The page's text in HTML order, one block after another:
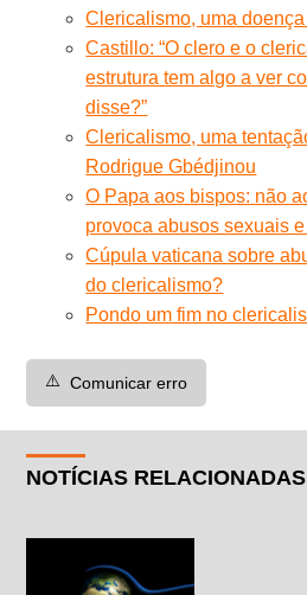
Clericalismo, uma doença
Castillo: “O clero e o
estrutura tem algo a ver
disse?”
Clericalismo, uma
Rodrigue Gbédjinou
O Papa aos bispos: não
provoca abusos sexuais
Cúpula vaticana sobre
do clericalismo?
Pondo um fim no
⚠️ Comunicar erro
NOTÍCIAS RELACIONADAS